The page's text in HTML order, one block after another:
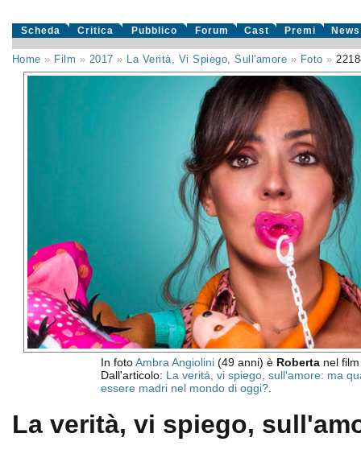
Scheda Critica Pubblico Forum Cast Premi News
Home » Film » 2017 » La Verità, Vi Spiego, Sull'amore » Foto »
In fotoAmbra Angiolini(49 anni) è Robertanel
Dall'articolo: La veritá, vi spiego, sull'amore: ma
essere madri nel mondo di oggi?.
La verità, vi spiego,